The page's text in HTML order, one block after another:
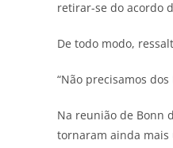
retirar-se do acordo
De todo modo,
“Não precisamos
Na reunião de Bonn
tornaram ainda mais